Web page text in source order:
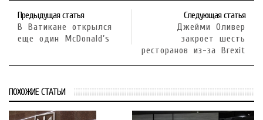
Предыдущая статья
В Ватикане открылся
еще один McDonald’s
Следующая статья
Джейми Оливер
закроет шесть
ресторанов из-за Brexit
ПОХОЖИЕ СТАТЬИ